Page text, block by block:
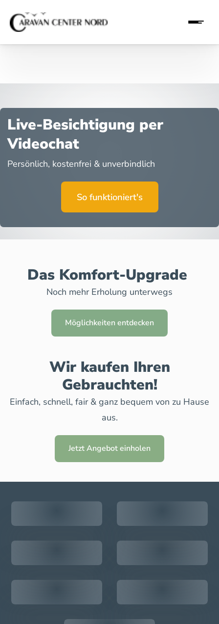
Live-Besichtigung per
Videochat
Persönlich, kostenfrei & unverbindlich
So funktioniert's
Das Komfort-Upgrade
Noch mehr Erholung unterwegs
Möglichkeiten entdecken
Wir kaufen Ihren
Gebrauchten!
Einfach, schnell, fair & ganz bequem von zu Hause
aus.
Jetzt Angebot einholen